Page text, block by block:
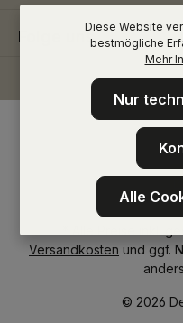
Folge uns
© 2026
Versandkosten und ggf.
Diese Website
bestmögliche
Mehr
Nur
Alle